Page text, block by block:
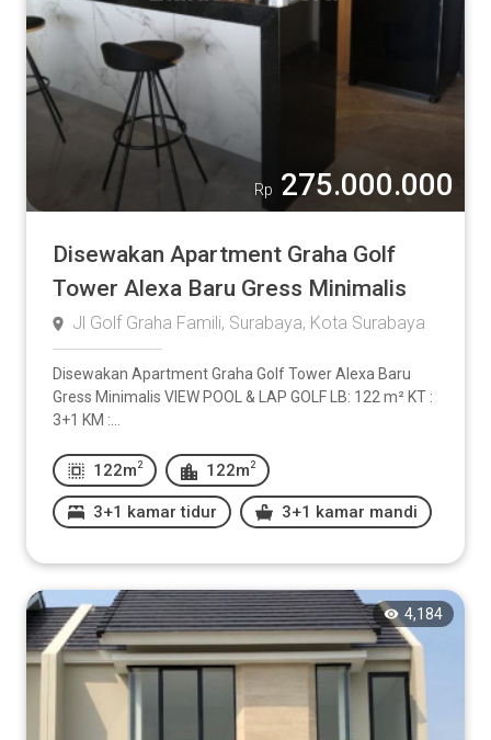
Rp 275.000.000
Disewakan Apartment Graha Golf
Tower Alexa Baru Gress Minimalis
Jl Golf Graha Famili, Surabaya, Kota Surabaya
Disewakan Apartment Graha Golf Tower Alexa Baru
Gress Minimalis VIEW POOL & LAP GOLF LB: 122 m² KT :
3+1 KM :...
122m 2 122m 2
3+1 kamar tidur 3+1 kamar mandi
4,184